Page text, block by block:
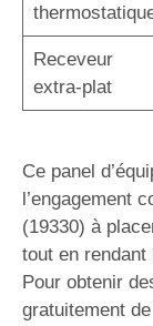
Receveur
extra-plat
Ce panel
l’engagement
(19330) à
tout en rendant
Pour obtenir
gratuitement